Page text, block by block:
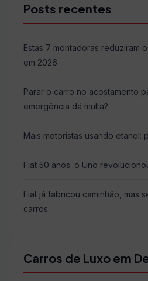
Posts recentes
Estas 7 montadoras reduziram
em 2026
Parar o carro no acostamento
emergência dá multa?
Mais motoristas usando etanol:
Fiat 50 anos: o Uno
Fiat já fabricou caminhão, mas
carros
Carros de Luxo em